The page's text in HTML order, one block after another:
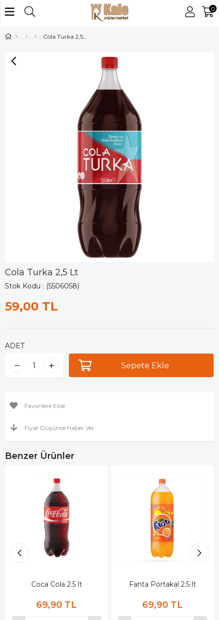
0
Cola Turka 2,5 Lt
Cola Turka 2,5 Lt
Stok Kodu (5506058)
59,00 TL
ADET
Favorilere Ekle
Fiyat Düşünce Haber Ver
Benzer Ürünler
Coca Cola 2.5 lt
69,90 TL
Fanta Portakal 2.5 lt
69,90 TL